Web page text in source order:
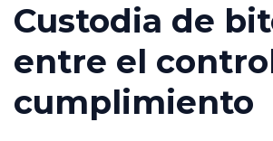
Custodia de
entre el
cumplimiento